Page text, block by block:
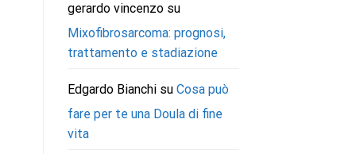
gerardo vincenzosu
Mixofibrosarcoma: prognosi,
trattamento e stadiazione
Edgardo Bianchisu Cosa può
fare per te una Doula di fine
vita